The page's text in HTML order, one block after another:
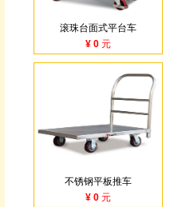
滚珠台面式平台车
¥ 0 元
不锈钢平板推车
¥ 0 元